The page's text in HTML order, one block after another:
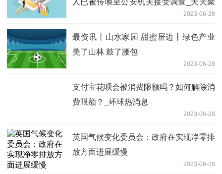
人已被传唤至公安机关接受调查_天天聚
2023-06-28
最资讯丨山水家园 甜蜜屏边丨绿色产业
美了山林 鼓了腰包
2023-06-28
支付宝花呗会被消费限额吗？如何解除消
费限额？_环球热消息
2023-06-28
英国气候变化委员会：政府在实现净零排
放方面进展缓慢
2023-06-28